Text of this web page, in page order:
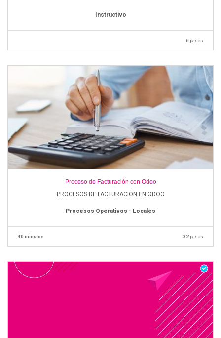
Instructivo
6 pasos
Proceso de Facturación con Odoo
PROCESOS DE FACTURACIÓN EN ODOO
Procesos Operativos - Locales
40 minutos 32 pasos